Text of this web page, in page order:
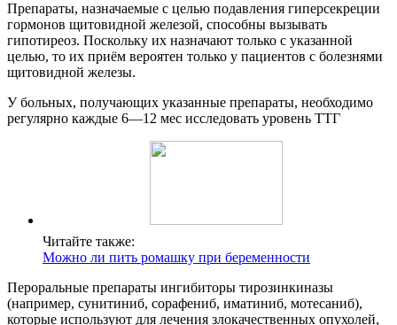
Препараты, назначаемые с целью подавления гиперсекреции
гормонов щитовидной железой, способны вызывать
гипотиреоз. Поскольку их назначают только с указанной
целью, то их приём вероятен только у пациентов с болезнями
щитовидной железы.
У больных, получающих указанные препараты, необходимо
регулярно каждые 6—12 мес исследовать уровень ТТГ
Читайте также:
Можно ли пить ромашку при беременности
Пероральные препараты ингибиторы тирозинкиназы
(например, сунитиниб, сорафениб, иматиниб, мотесаниб),
которые используют для лечения злокачественных опухолей,